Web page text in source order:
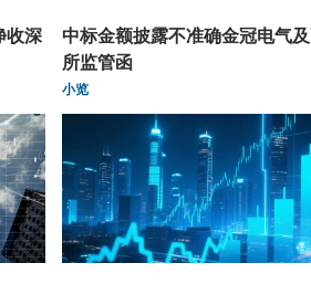
收深
中标金额披露不准确金冠电气
所监管函
小览